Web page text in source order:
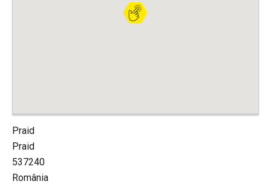
Praid
Praid
537240
România